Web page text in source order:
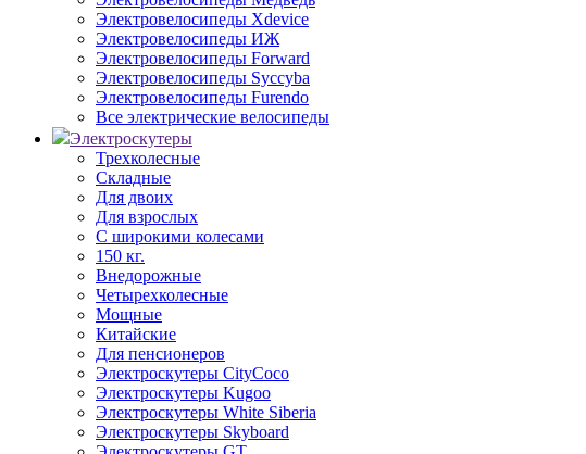
Электровелосипеды Xdevice
Электровелосипеды ИЖ
Электровелосипеды Forward
Электровелосипеды Syccyba
Электровелосипеды Furendo
Все электрические велосипеды
Электроскутеры
Трехколесные
Складные
Для двоих
Для взрослых
С широкими колесами
150 кг.
Внедорожные
Четырехколесные
Мощные
Китайские
Для пенсионеров
Электроскутеры CityCoco
Электроскутеры Kugoo
Электроскутеры White Siberia
Электроскутеры Skyboard